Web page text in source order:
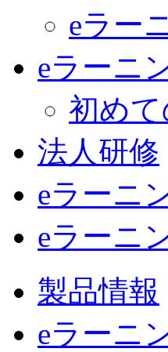
eラー
eラーニ
初めて
法人研修
eラーニ
eラーニ
製品情報
eラーニ